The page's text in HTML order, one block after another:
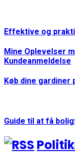
Effektive og
Mine Oplevelser
Kundeanmeldelse
Køb dine gardiner
Guide til at få